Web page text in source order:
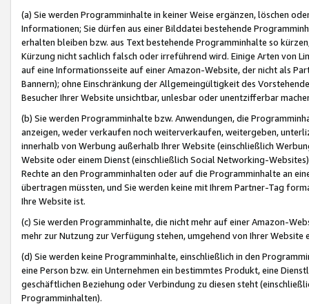
(a) Sie werden Programminhalte in keiner Weise ergänzen, löschen
Informationen; Sie dürfen aus einer Bilddatei bestehende
erhalten bleiben bzw. aus Text bestehende Programminhalte so
Kürzung nicht sachlich falsch oder irreführend wird. Einige Arten von
auf eine Informationsseite auf einer Amazon-Website, der nicht als
Bannern); ohne Einschränkung der Allgemeingültigkeit des
Besucher Ihrer Website unsichtbar, unlesbar oder unentzifferbar
(b) Sie werden Programminhalte bzw. Anwendungen, die
anzeigen, weder verkaufen noch weiterverkaufen, weitergeben,
innerhalb von Werbung außerhalb Ihrer Website (einschließlich
Website oder einem Dienst (einschließlich Social Networking-
Rechte an den Programminhalten oder auf die Programminhalte an
übertragen müssten, und Sie werden keine mit Ihrem Partner-Tag
Ihre Website ist.
(c) Sie werden Programminhalte, die nicht mehr auf einer Amazon-
mehr zur Nutzung zur Verfügung stehen, umgehend von Ihrer
(d) Sie werden keine Programminhalte, einschließlich in den
eine Person bzw. ein Unternehmen ein bestimmtes Produkt, eine
geschäftlichen Beziehung oder Verbindung zu diesen steht
Programminhalten).